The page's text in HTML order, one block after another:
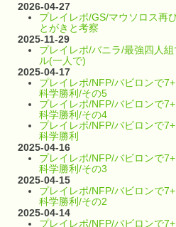
2026-04-27
プレイレポ/GS/マウソロス再
とがきと考察
2025-11-29
プレイレポ/バニラ/最強四人組
ル(一人で)
2025-04-17
プレイレポ/NFP/バビロンで
科学勝利/その5
プレイレポ/NFP/バビロンで
科学勝利/その4
プレイレポ/NFP/バビロンで
科学勝利
2025-04-16
プレイレポ/NFP/バビロンで
科学勝利/その3
2025-04-15
プレイレポ/NFP/バビロンで
科学勝利/その2
2025-04-14
プレイレポ/NFP/バビロンで